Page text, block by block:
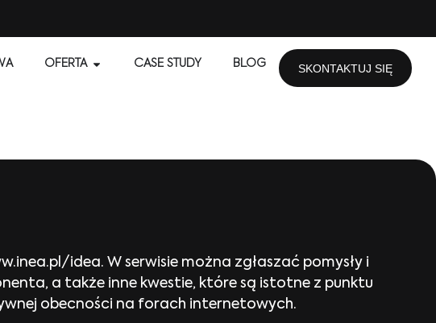
OFERTA CASE STUDY BLOG SKONTAKTUJ SIĘ
idea. W serwisie można zgłaszać pomysły i
a także inne kwestie, które są istotne z punktu
obecności na forach internetowych.